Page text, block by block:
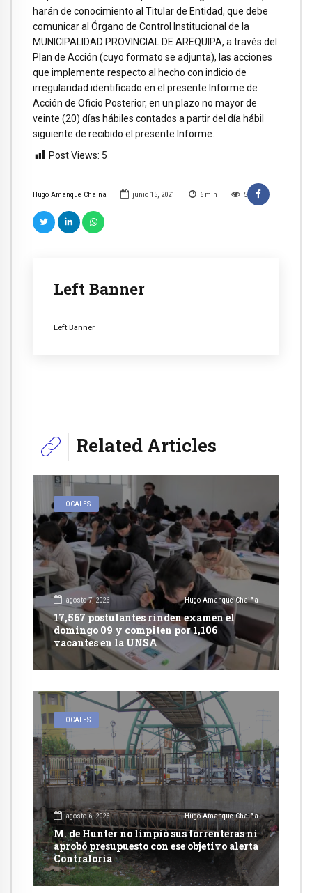
Hugo Amanque Chaiña junio 15, 2021 6 min 5
Left Banner
Left Banner
harán de conocimiento al Titular de Entidad, que debe
comunicar al Órgano de Control Institucional de la
MUNICIPALIDAD PROVINCIAL DE AREQUIPA, a través del
Plan de Acción (cuyo formato se adjunta), las acciones
que implemente respecto al hecho con indicio de
irregularidad identificado en el presente Informe de
Acción de Oficio Posterior, en un plazo no mayor de
veinte (20) días hábiles contados a partir del día hábil
siguiente de recibido el presente Informe.
Post Views: 5
Related Articles
LOCALES
agosto 7, 2026 Hugo Amanque Chaiña
17,567 postulantes rinden examen el
domingo 09 y compiten por 1,106
vacantes en la UNSA
LOCALES
agosto 6, 2026 Hugo Amanque Chaiña
M. de Hunter no limpió sus torrenteras ni
aprobó presupuesto con ese objetivo alerta
Contraloría